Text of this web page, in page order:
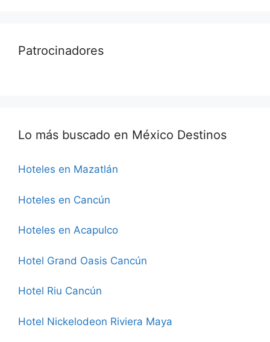
Patrocinadores
Lo más buscado en México Destinos
Hoteles en Mazatlán
Hoteles en Cancún
Hoteles en Acapulco
Hotel Grand Oasis Cancún
Hotel Riu Cancún
Hotel Nickelodeon Riviera Maya